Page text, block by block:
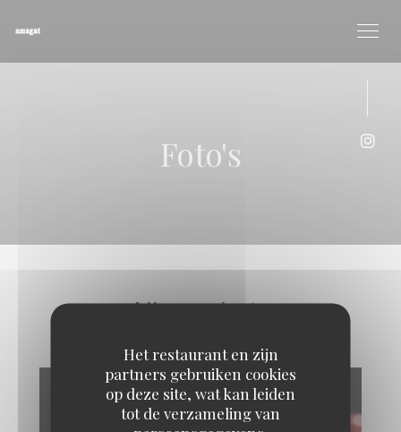
Het restaurant en zijn
partners gebruiken cookies
op deze site, wat kan leiden
tot de verzameling van
Foto's
Album photo